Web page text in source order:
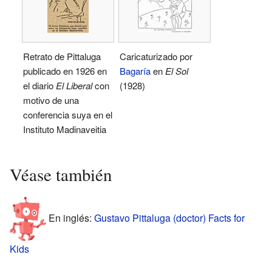
Retrato de Pittaluga
publicado en 1926 en
el diario El Liberalcon
motivo de una
conferencia suya en el
Instituto Madinaveitia
Caricaturizado por
Bagaríaen El Sol
(1928)
Véase también
En inglés: Gustavo Pittaluga (doctor) Facts for
Kids